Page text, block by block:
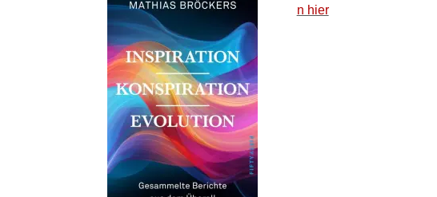
n hier